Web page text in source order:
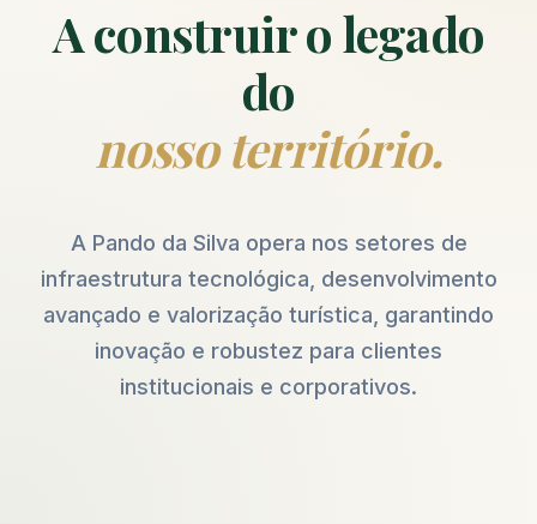
A construir o legado
do
nosso território.
A Pando da Silva opera nos setores de
infraestrutura tecnológica, desenvolvimento
avançado e valorização turística, garantindo
inovação e robustez para clientes
institucionais e corporativos.